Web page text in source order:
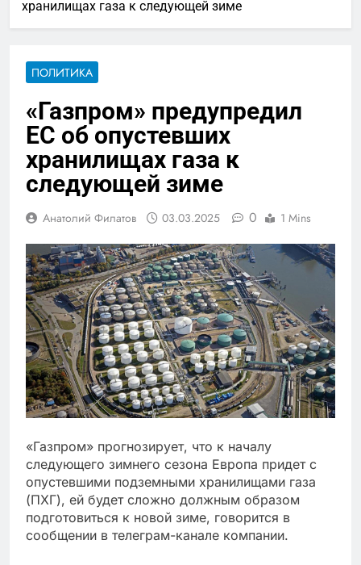
хранилищах газа к следующей зиме
ПОЛИТИКА
«Газпром» предупредил
ЕС об опустевших
хранилищах газа к
следующей зиме
Анатолий Филатов 03.03.2025 0 1 Mins
«Газпром» прогнозирует, что к началу
следующего зимнего сезона Европа придет с
опустевшими подземными хранилищами газа
(ПХГ), ей будет сложно должным образом
подготовиться к новой зиме, говорится в
сообщении в телеграм-канале компании.